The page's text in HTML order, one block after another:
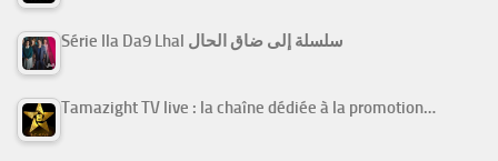
Série Ila Da9 Lhal سلسلة إلى ضاق الحال
Tamazight TV live : la chaîne dédiée à la promotion…